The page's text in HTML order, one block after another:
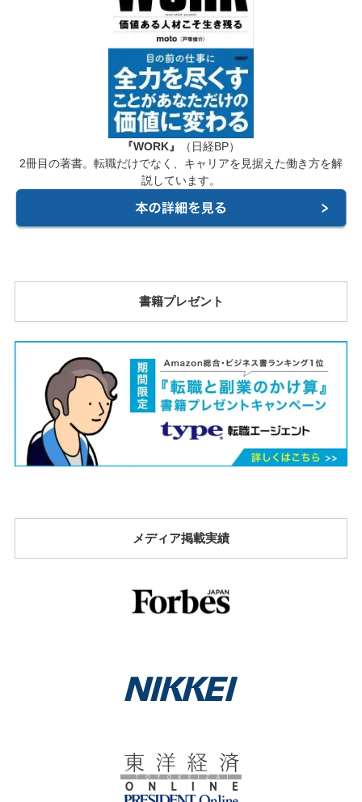
『WORK』
（日経BP）
2冊目の著書。転職だけでなく、キャリアを見据えた働き方を解
説しています。
書籍プレゼント
メディア掲載実績